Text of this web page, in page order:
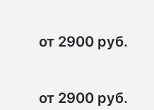
от 2900 руб.
от 2900 руб.